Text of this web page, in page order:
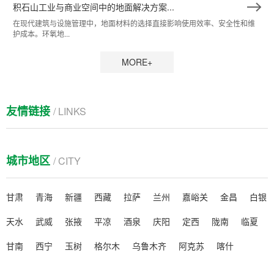
积石山工业与商业空间中的地面解决方案...
在现代建筑与设施管理中，地面材料的选择直接影响使用效率、安全性和维
护成本。环氧地...
MORE+
友情链接 / LINKS
城市地区 / CITY
甘肃 青海 新疆 西藏 拉萨 兰州 嘉峪关 金昌
白银
天水
武威 张掖 平凉 酒泉 庆阳 定西 陇南
临夏
甘南
西宁 玉树 格尔木 乌鲁木齐 阿克苏
喀什